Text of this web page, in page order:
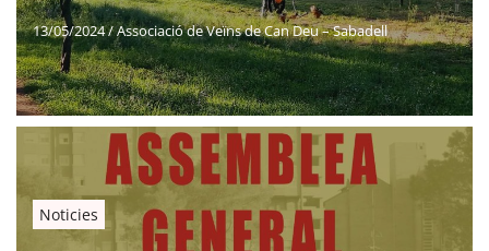
13/05/2024/Associació de Veïns de Can Deu – Sabadell
Noticies